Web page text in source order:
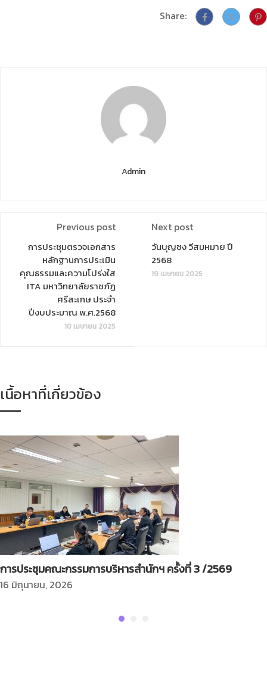
Share:
Admin
Previous post
การประชุมตรวจเอกสาร
หลักฐานการประเมิน
คุณธรรมและความโปร่งใส
ITA มหาวิทยาลัยราชภัฏ
ศรีสะเกษ ประจำ
ปีงบประมาณ พ.ศ.2568
10 เมษายน 2025
Next post
วันบุญชง วีสมหมาย ปี
2568
19 เมษายน 2025
เนื้อหาที่เกี่ยวข้อง
การประชุมคณะกรรมการบริหารสำนักฯ ครั้งที่ 3 /2569
16 มิถุนายน, 2026